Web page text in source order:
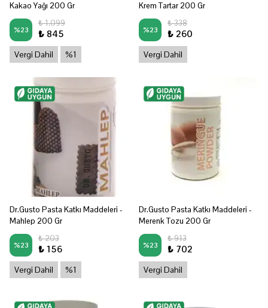
Kakao Yağı 200 Gr
%23
₺ 1,099
₺ 845
Vergi Dahil %1
Krem Tartar 200 Gr
%23
₺ 338
₺ 260
Vergi Dahil
Dr.Gusto Pasta Katkı Maddeleri -
Mahlep 200 Gr
%23
₺ 203
₺ 156
Vergi Dahil %1
Dr.Gusto Pasta Katkı Maddeleri -
Merenk Tozu 200 Gr
%23
₺ 913
₺ 702
Vergi Dahil